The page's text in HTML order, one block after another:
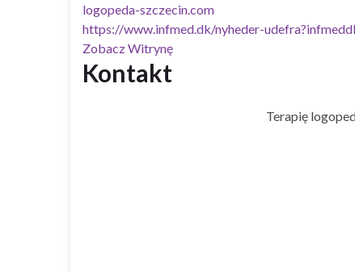
logopeda-szczecin.com
https://www.infmed.dk/nyheder-
Zobacz Witrynę
Kontakt
Terapię